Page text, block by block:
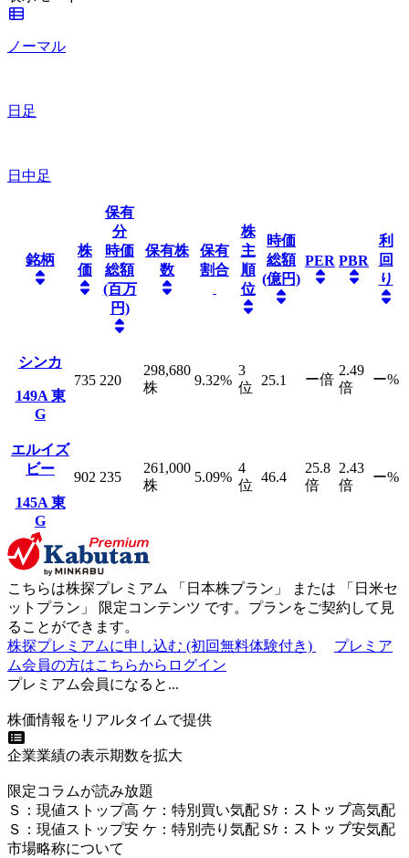
ノーマル
日足
日中足
銘柄
株
価
保有
分
時価
総額
(百万
円)
保有株
数
保有
割合
株
主
順
位
時価
総額
(億円)
PER PBR
利
回
り
シンカ
149A 東
G
735 220
298,680
株
9.32%
3
位
25.1 ー倍
2.49
倍
ー%
エルイズ
ビー
145A 東
G
902 235
261,000
株
5.09%
4
位
46.4
25.8
倍
2.43
倍
ー%
こちらは株探プレミアム 「 日本株プラン 」 または 「 日米セ
ットプラン 」 限定コンテンツ です。プランをご契約して見
ることができます。
株探プレミアムに申し込む (初回無料体験付き)
プレミア
ム会員の方はこちらからログイン
プレミアム会員になると...
株価情報をリアルタイムで提供
企業業績の表示期数を拡大
限定コラムが読み放題
Ｓ ： 現値ストップ高 ケ ： 特別買い気配 Sｹ ： ストップ高気配
Ｓ ： 現値ストップ安 ケ ： 特別売 り 気配 Sｹ ： ストップ安気配
市場略称について